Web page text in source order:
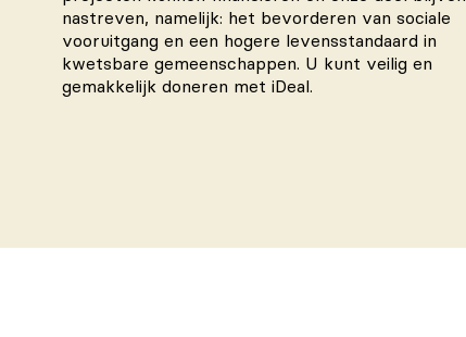
nastreven, namelijk: het bevorderen van sociale
vooruitgang en een hogere levensstandaard in
kwetsbare gemeenschappen. U kunt veilig en
gemakkelijk doneren met iDeal.